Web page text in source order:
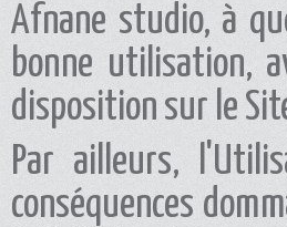
Afnane studio, à
bonne utilisation,
disposition sur le
Par ailleurs,
conséquences